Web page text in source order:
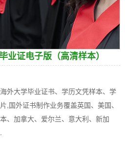
业证电子版（高清样本）
外大学毕业证书、学历文凭样本、学
,国外证书制作业务覆盖英国、美国、
、加拿大、爱尔兰、意大利、新加